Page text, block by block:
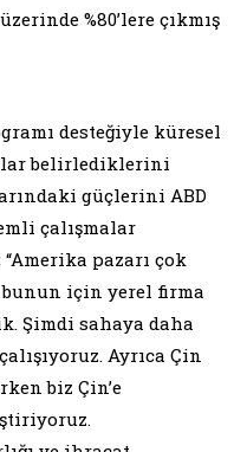
%80’lere çıkmış
desteğiyle küresel
belirlediklerini
güçlerini ABD
çalışmalar
pazarı çok
için yerel firma
Şimdi sahaya daha
Ayrıca Çin
biz Çin’e